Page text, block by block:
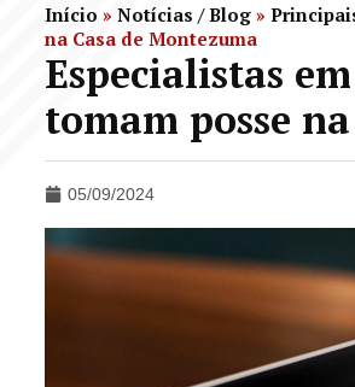
Início » Notícias / Blog »
na Casa de Montezuma
Especialistas
tomam posse
05/09/2024